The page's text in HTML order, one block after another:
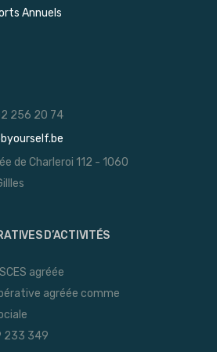
Annuels
256 20 74
de Charleroi 112 - 1060
D’ACTIVITÉS
agréée
agréée comme
233 349